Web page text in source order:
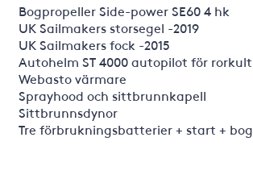
Bogpropeller Side-power SE60 4 hk
UK Sailmakers storsegel -2019
UK Sailmakers fock -2015
Autohelm ST 4000 autopilot för rorkult
Webasto värmare
Sprayhood och sittbrunnkapell
Sittbrunnsdynor
Tre förbrukningsbatterier + start + bog